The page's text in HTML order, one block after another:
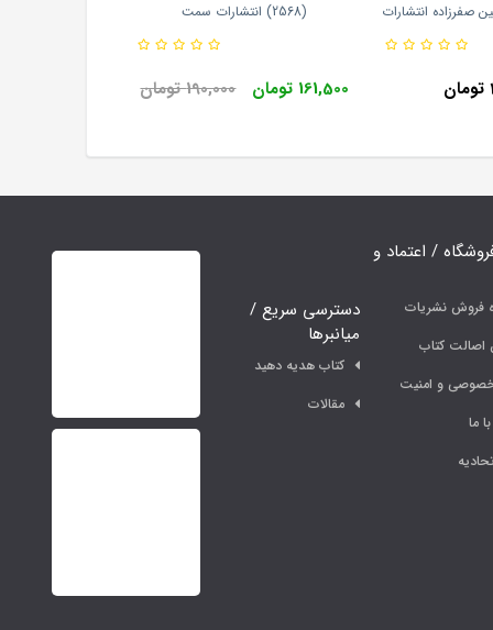
انتشارات
(2568) انتشارات سمت
161,500 تومان 190,000 تومان
/ اعتماد و
فروش نشریات
اصالت کتاب
و امنیت
ما
دسترسی سریع /
میانبرها
کتاب هدیه دهید
مقالات